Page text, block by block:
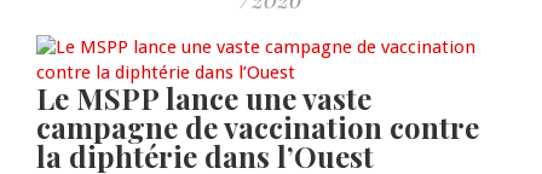
Le MSPP lance une vaste
campagne de vaccination contre
la diphtérie dans l’Ouest